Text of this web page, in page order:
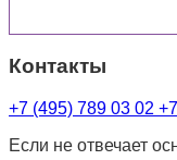
Контакты
+7 (495) 789 03 02
Если не отвечает